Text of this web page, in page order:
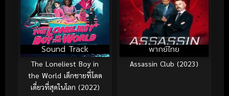
Sound Track
The Loneliest Boy in
the World เด็กชายที่โดด
เดี่ยวที่สุดในโลก (2022)
พากย์ไทย
Assassin Club (2023)